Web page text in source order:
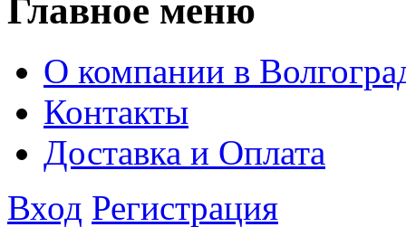
Главное меню
О компании в
Контакты
Доставка и Оплата
Вход Регистрация